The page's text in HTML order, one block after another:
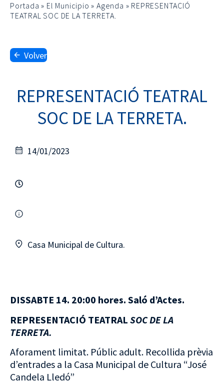
Portada » El Municipio »Agenda » REPRESENTACIÓ
TEATRAL SOC DE LA TERRETA.
Volver
REPRESENTACIÓ TEATRAL
SOC DE LA TERRETA.
14/01/2023
Casa Municipal de Cultura.
DISSABTE 14. 20:00 hores. Saló d’Actes.
REPRESENTACIÓ TEATRAL SOC DE LA
TERRETA.
Aforament limitat. Públic adult. Recollida prèvia
d’entrades a la Casa Municipal de Cultura “José
Candela Lledó”